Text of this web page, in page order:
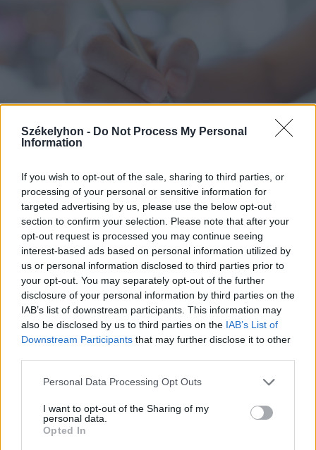
Székelyhon - Do Not Process My Personal
Information
If you wish to opt-out of the sale, sharing to third parties, or
processing of your personal or sensitive information for
targeted advertising by us, please use the below opt-out
section to confirm your selection. Please note that after your
opt-out request is processed you may continue seeing
interest-based ads based on personal information utilized by
us or personal information disclosed to third parties prior to
your opt-out. You may separately opt-out of the further
disclosure of your personal information by third parties on the
IAB’s list of downstream participants. This information may
also be disclosed by us to third parties on the IAB’s List of
Downstream Participants that may further disclose it to other
Personal Data Processing Opt Outs
I want to opt-out of the Sharing of my
personal data.
Opted In
2026. augusztus 07., péntek
Románul is helyt kell állni a hétfőn
kezdődő írásbeliken – így
készülhetnek a pótérettségizők